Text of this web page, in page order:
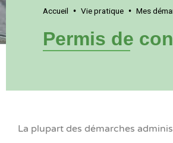
Accueil • Vie pratique • Mes
Permis de
La plupart des démarches